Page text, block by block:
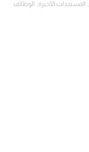
, المستجدات الأخيرة,
الوظائف